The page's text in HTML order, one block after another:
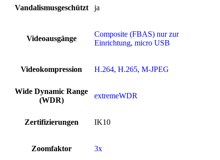
Vandalismusgeschützt ja
Videoausgänge
Composite (FBAS) nur zur
Einrichtung, micro USB
Videokompression H.264, H.265, M-JPEG
Wide Dynamic Range
(WDR)
extremeWDR
Zertifizierungen IK10
Zoomfaktor 3x